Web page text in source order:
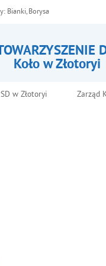
Koło w Złotoryi
Bianki, Borysa
w Złotoryi Zarząd